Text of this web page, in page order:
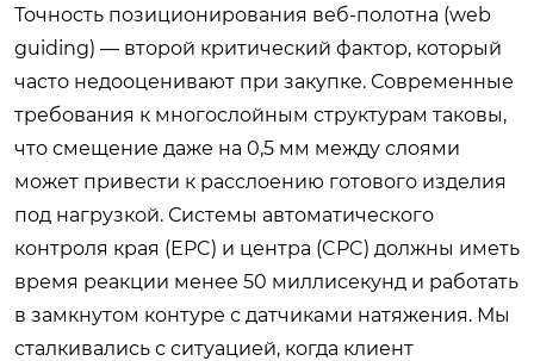
Точность позиционирования веб-полотна (web
guiding) — второй критический фактор, который
часто недооценивают при закупке. Современные
требования к многослойным структурам таковы,
что смещение даже на 0,5 мм между слоями
может привести к расслоению готового изделия
под нагрузкой. Системы автоматического
контроля края (EPC) и центра (CPC) должны иметь
время реакции менее 50 миллисекунд и работать
в замкнутом контуре с датчиками натяжения. Мы
сталкивались с ситуацией, когда клиент